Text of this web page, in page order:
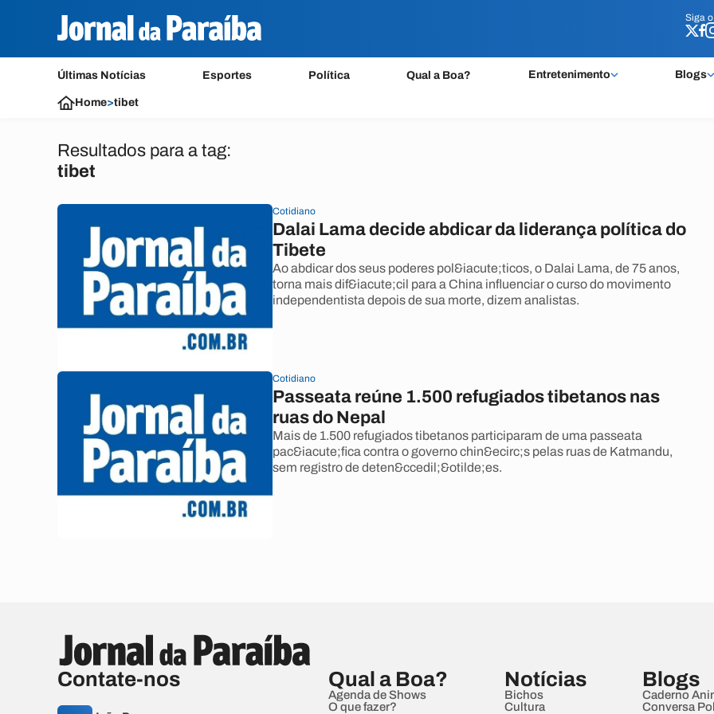
Siga o
Últimas Notícias Esportes Política Qual a Boa? Entretenimento Blogs
Siga o
Home>tibet
Resultados para a tag:
tibet
Cotidiano
Dalai Lama decide abdicar da liderança política do
Tibete
Ao abdicar dos seus poderes pol&iacute;ticos, o Dalai Lama, de 75 anos,
torna mais dif&iacute;cil para a China influenciar o curso do movimento
independentista depois de sua morte, dizem analistas.
Cotidiano
Passeata reúne 1.500 refugiados tibetanos nas
ruas do Nepal
Mais de 1.500 refugiados tibetanos participaram de uma passeata
pac&iacute;fica contra o governo chin&ecirc;s pelas ruas de Katmandu,
sem registro de deten&ccedil;&otilde;es.
Contate-nos Qual a Boa?
Agenda de Shows
O que fazer?
Notícias
Bichos
Cultura
Blogs
Caderno
Conversa